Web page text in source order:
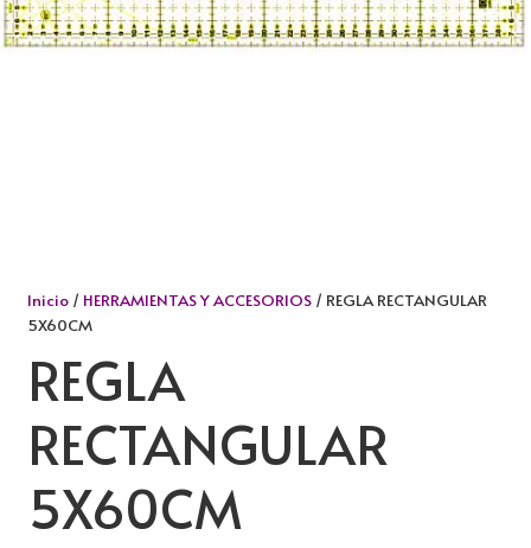
Inicio/ HERRAMIENTAS Y ACCESORIOS/ REGLA RECTANGULAR
5X60CM
REGLA
RECTANGULAR
5X60CM